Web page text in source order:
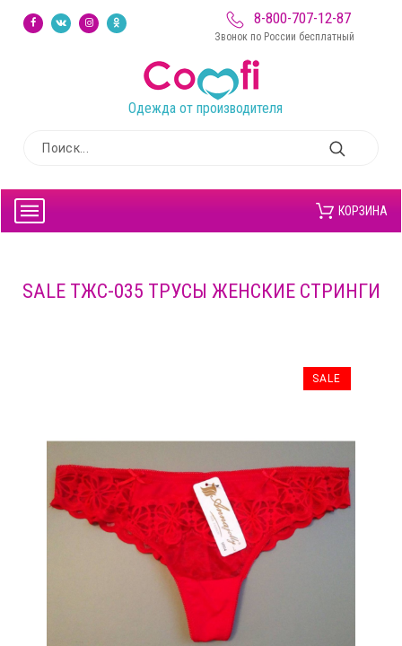
8-800-707-12-87
Звонок по России бесплатный
Одежда от производителя
КОРЗИНА
SALE ТЖС-035 ТРУСЫ ЖЕНСКИЕ СТРИНГИ
SALE